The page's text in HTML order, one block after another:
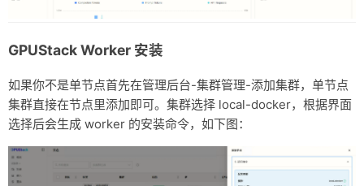
GPUStack Worker 安装
如果你不是单节点首先在管理后台-集群管理-添加集群，单节点
集群直接在节点里添加即可。集群选择 local-docker，根据界面
选择后会生成 worker 的安装命令，如下图：